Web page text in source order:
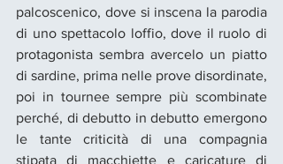
palcoscenico, dove si inscena la parodia
di uno spettacolo loffio, dove il ruolo di
protagonista sembra avercelo un piatto
di sardine, prima nelle prove disordinate,
poi in tournee sempre più scombinate
perché, di debutto in debutto emergono
le tante criticità di una compagnia
stipata di macchiette e caricature di